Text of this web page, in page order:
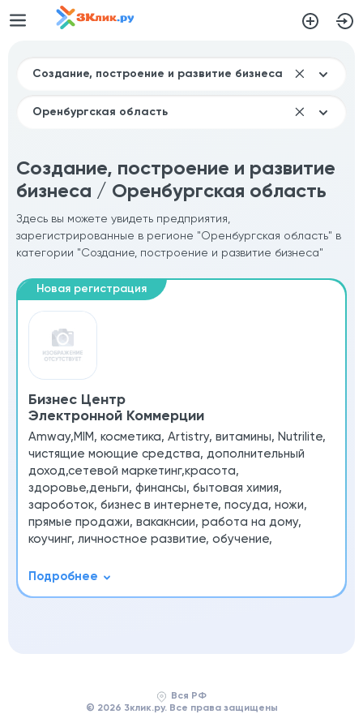
Создание, построение и развитие
бизнеса / Оренбургская область
Здесь вы можете увидеть предприятия,
зарегистрированные в регионе "Оренбургская область" в
категории "Создание, построение и развитие бизнеса"
Бизнес Центр
Электронной Коммерции
Amway,MlM, косметика, Artistry, витамины, Nutrilite,
чистящие моющие средства, дополнительный
доход,сетевой маркетинг,красота,
здоровье,деньги, финансы, бытовая химия,
зароботок, бизнес в интернете, посуда, ножи,
прямые продажи, вакакнсии, работа на дому,
коучинг, личностное развитие, обучение,
Вся РФ
© 2026 3клик.ру. Все права защищены